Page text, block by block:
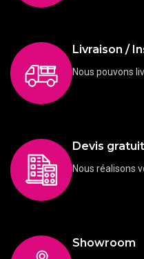
Livraison /
Nous pouvons
Devis gratuit
Nous réalisons
Showroom